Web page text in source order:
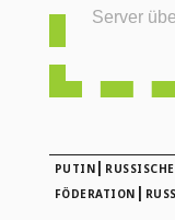
Server
PUTIN | RUSSISCHE
FÖDERATION |